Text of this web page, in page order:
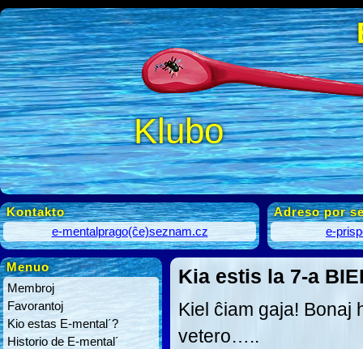
Klubo
Kontakto
e-mentalprago(ĉe)seznam.cz
Adreso por
e-
Menuo
Membroj
Favorantoj
Kio estas E-mental´?
Historio de E-mental´
Kia estis la 7-a
Kiel ĉiam gaja! Bonaj
vetero…..